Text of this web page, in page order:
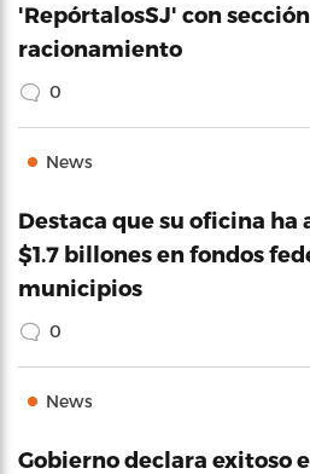
'RepórtalosSJ' con
racionamiento
0
News
Destaca que su oficina ha
$1.7 billones en fondos
municipios
0
News
Gobierno declara exitoso